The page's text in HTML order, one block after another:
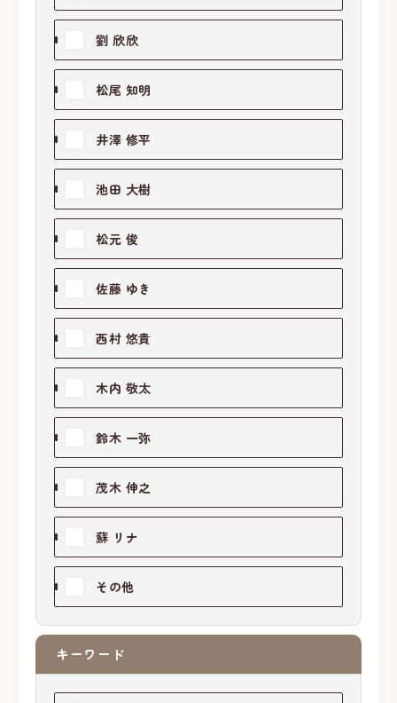
劉 欣欣
松尾 知明
井澤 修平
池田 大樹
松元 俊
佐藤 ゆき
西村 悠貴
木内 敬太
鈴木 一弥
茂木 伸之
蘇 リナ
その他
キーワード